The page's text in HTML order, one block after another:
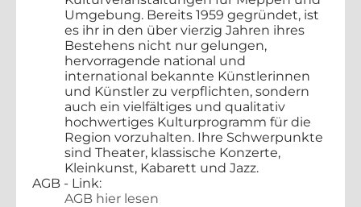
Umgebung. Bereits 1959 gegründet, ist
es ihr in den über vierzig Jahren ihres
Bestehens nicht nur gelungen,
hervorragende national und
international bekannte Künstlerinnen
und Künstler zu verpflichten, sondern
auch ein vielfältiges und qualitativ
hochwertiges Kulturprogramm für die
Region vorzuhalten. Ihre Schwerpunkte
sind Theater, klassische Konzerte,
Kleinkunst, Kabarett und Jazz.
AGB - Link:
AGB hier lesen